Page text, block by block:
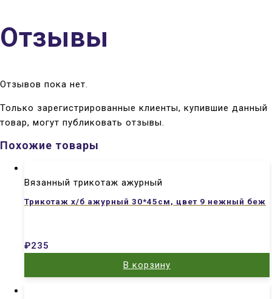
Отзывы
Отзывов пока нет.
Только зарегистрированные клиенты, купившие данный
товар, могут публиковать отзывы.
Похожие товары
Вязанный трикотаж ажурный
Трикотаж х/б ажурный 30*45см, цвет 9 нежный беж
₽235
В корзину